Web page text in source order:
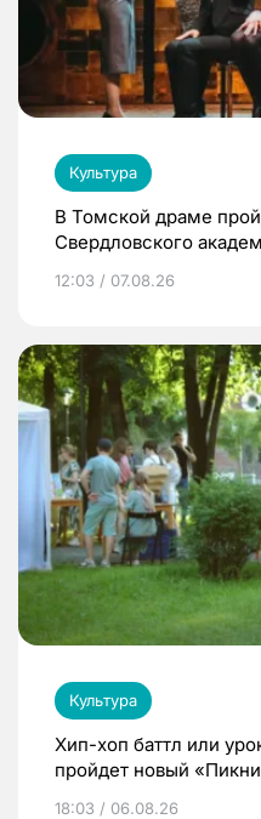
Культура
В Томской драме
Свердловского
12:03 / 07.08.26
Культура
Хип-хоп баттл или
пройдет новый
18:03 / 06.08.26